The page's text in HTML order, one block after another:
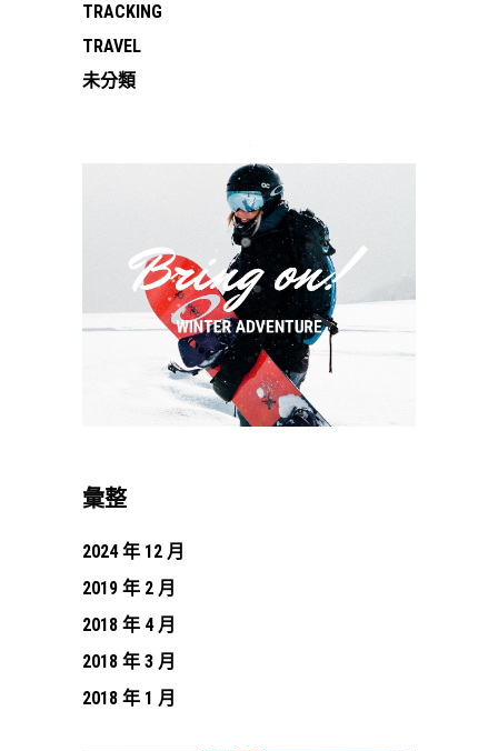
TRACKING
TRAVEL
未分類
彙整
2024 年 12 月
2019 年 2 月
2018 年 4 月
2018 年 3 月
2018 年 1 月